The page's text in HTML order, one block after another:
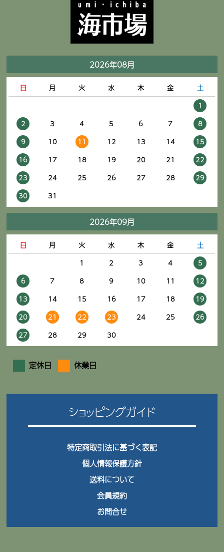
2026年08月
日 月 火 水 木 金
土
1
2
3 4 5 6 7
8
9
10 11 12 13 14
15
16
17 18 19 20 21
22
23
24 25 26 27 28
29
30
31
2026年09月
日 月 火 水 木 金
土
1
2 3 4
5
6
7 8 9 10 11
12
13
14 15 16 17 18
19
20
21 22 23 24 25
26
27
28 29 30
定休日 休業日
ショッピングガイド
特定商取引法に基づく表記
個人情報保護方針
送料について
会員規約
お問合せ